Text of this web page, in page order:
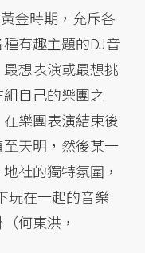
金時期，充斥各
有趣主題的DJ音
想表演或最想挑
自己的樂團之
樂團表演結束後
天明，然後某一
社的獨特氛圍，
玩在一起的音樂
何東洪，